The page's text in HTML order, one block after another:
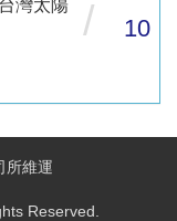
灣太陽
/ 10
所維運
Reserved.